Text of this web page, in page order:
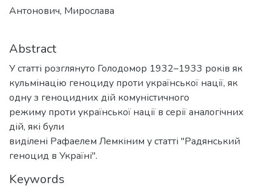
Антонович, Мирослава
Abstract
У статті розглянуто Голодомор 1932–1933 років як
кульмінацію геноциду проти української нації, як
одну з геноцидних дій комуністичного
режиму проти української нації в серії аналогічних
дій, які були
виділені Рафаелем Лемкіним у статті "Радянський
геноцид в Україні".
Keywords